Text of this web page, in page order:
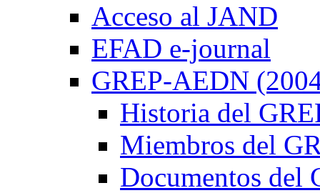
Acceso al JAND
EFAD e-journal
GREP-AEDN
Historia del
Miembros del
Documentos del